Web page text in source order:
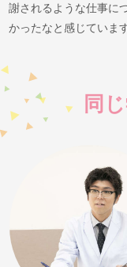
謝されるような仕事に
かったなと感じています
同